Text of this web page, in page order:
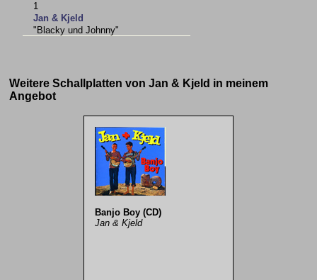
1
Jan & Kjeld
"Blacky und Johnny"
Weitere Schallplatten von Jan & Kjeld in meinem
Angebot
Banjo Boy (CD)
Jan & Kjeld